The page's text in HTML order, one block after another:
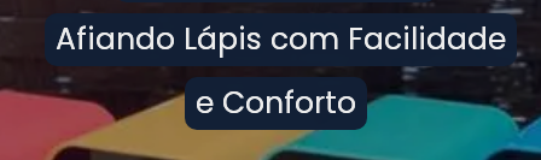
Afiando Lápis com Facilidade
e Conforto
Afiando Lápis com Facilidade
e Conforto